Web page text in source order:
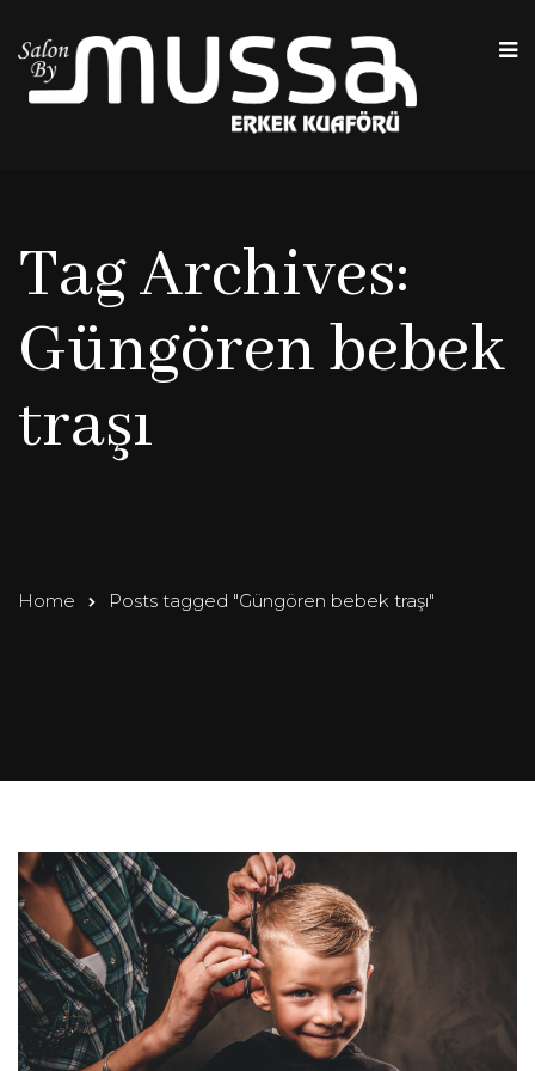
Tag Archives:
Güngören bebek
traşı
Home Posts tagged "Güngören bebek traşı"